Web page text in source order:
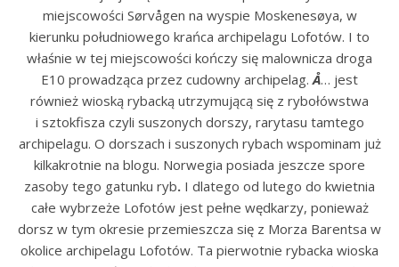
miejscowości Sørvågen na wyspie Moskenesøya, w
kierunku południowego krańca archipelagu Lofotów. I to
właśnie w tej miejscowości kończy się malownicza droga
E10 prowadząca przez cudowny archipelag. Å… jest
również wioską rybacką utrzymującą się z rybołówstwa
i sztokfisza czyli suszonych dorszy, rarytasu tamtego
archipelagu. O dorszach i suszonych rybach wspominam już
kilkakrotnie na blogu. Norwegia posiada jeszcze spore
zasoby tego gatunku ryb. I dlatego od lutego do kwietnia
całe wybrzeże Lofotów jest pełne wędkarzy, ponieważ
dorsz w tym okresie przemieszcza się z Morza Barentsa w
okolice archipelagu Lofotów. Ta pierwotnie rybacka wioska